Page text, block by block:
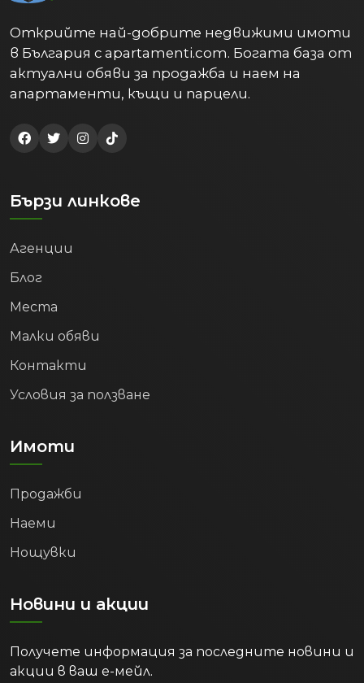
Открийте най-добрите недвижими имоти
в България с apartamenti.com. Богата база от
актуални обяви за продажба и наем на
апартаменти, къщи и парцели.
Бързи линкове
Агенции
Блог
Места
Малки обяви
Контакти
Условия за ползване
Имоти
Продажби
Наеми
Нощувки
Новини и акции
Получете информация за последните новини и
акции в ваш е-мейл.